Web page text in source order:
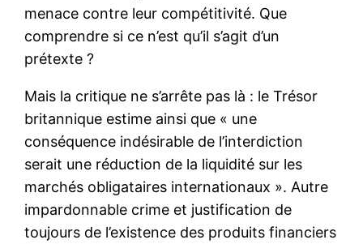
menace contre leur compétitivité. Que
comprendre si ce n’est qu’il s’agit d’un
prétexte ?
Mais la critique ne s’arrête pas là : le Trésor
britannique estime ainsi que « une
conséquence indésirable de l’interdiction
serait une réduction de la liquidité sur les
marchés obligataires internationaux ». Autre
impardonnable crime et justification de
toujours de l’existence des produits financiers